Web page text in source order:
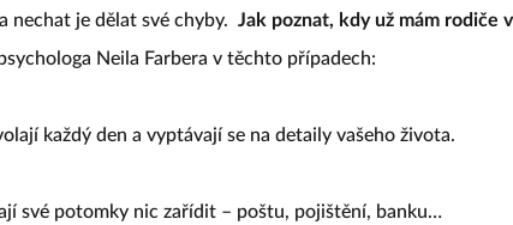
nechat je dělat své chyby. Jak poznat, kdy už mám rodiče
Neila Farbera v těchto případech:
každý den a vyptávají se na detaily vašeho života.
své potomky nic zařídit – poštu, pojištění, banku…